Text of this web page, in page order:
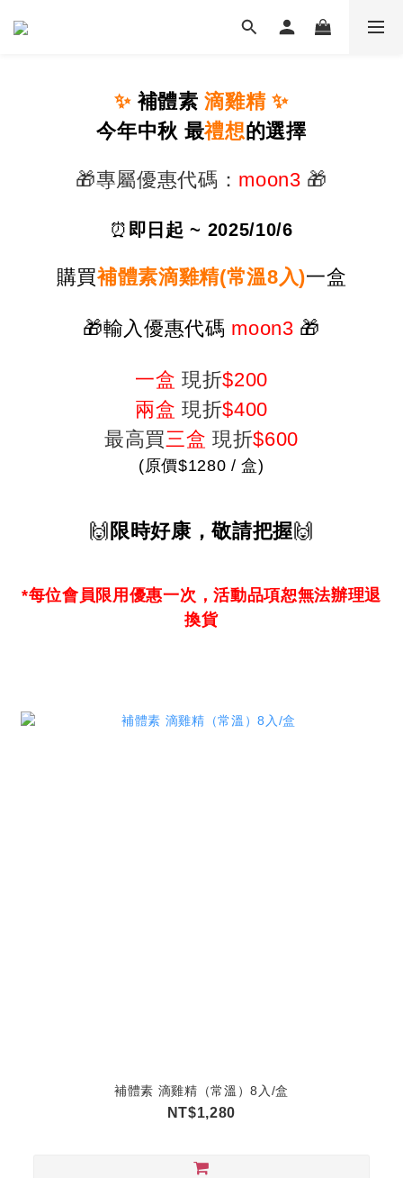
✨補體素滴雞精 ✨
今年中秋 最禮想的選擇
🎁專屬優惠代碼： moon3 🎁
⏰ 即日起 ~ 2025/10/6
購買補體素滴雞精(常溫8入)一盒
🎁輸入優惠代碼 moon3 🎁
一盒 現折$200
兩盒 現折$400
最高買三盒 現折$600
(原價$1280 / 盒)
🙌 限時好康，敬請把握🙌
*每位會員限用優惠一次 ，活動品項恕無法辦理退
換貨
補體素 滴雞精（常溫）8入/盒
NT$1,280